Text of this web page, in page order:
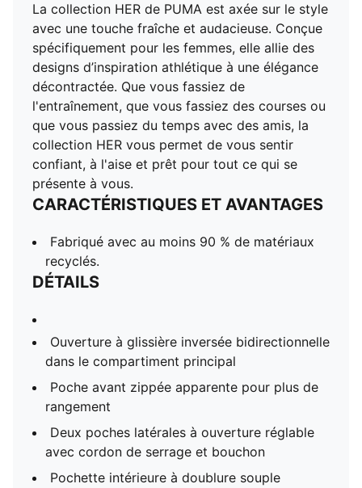
La collection HER de PUMA est axée sur le style
avec une touche fraîche et audacieuse. Conçue
spécifiquement pour les femmes, elle allie des
designs d’inspiration athlétique à une élégance
décontractée. Que vous fassiez de
l'entraînement, que vous fassiez des courses ou
que vous passiez du temps avec des amis, la
collection HER vous permet de vous sentir
confiant, à l'aise et prêt pour tout ce qui se
présente à vous.
CARACTÉRISTIQUES ET AVANTAGES
Fabriqué avec au moins 90 % de matériaux
recyclés.
DÉTAILS
Ouverture à glissière inversée bidirectionnelle
dans le compartiment principal
Poche avant zippée apparente pour plus de
rangement
Deux poches latérales à ouverture réglable
avec cordon de serrage et bouchon
Pochette intérieure à doublure souple